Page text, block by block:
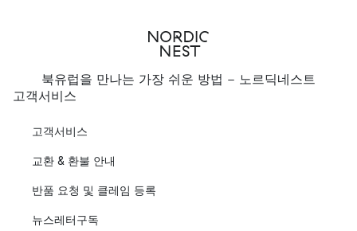
북유럽을 만나는 가장 쉬운 방법 - 노르딕네스트
고객서비스
고객서비스
교환 & 환불 안내
반품 요청 및 클레임 등록
뉴스레터구독